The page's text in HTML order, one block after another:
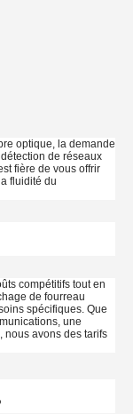
optique, la demande
de réseaux
fière de vous offrir
fluidité du
compétitifs tout en
de fourreau
spécifiques. Que
une
nous avons des tarifs